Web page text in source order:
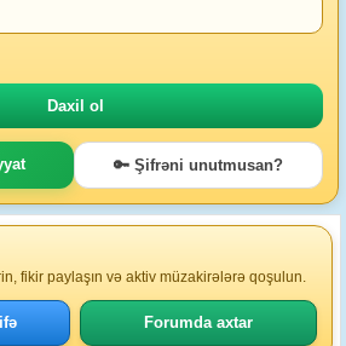
🔑 Şifrəni unutmusan?
fikir paylaşın və aktiv müzakirələrə qoşulun.
Forumda axtar